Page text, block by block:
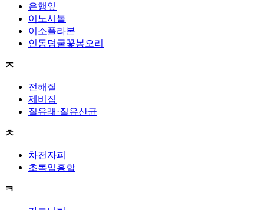
은행잎
이노시톨
이소플라본
인동덩굴꽃봉오리
ㅈ
전해질
제비집
질유래·질유산균
ㅊ
차전자피
초록입홍합
ㅋ